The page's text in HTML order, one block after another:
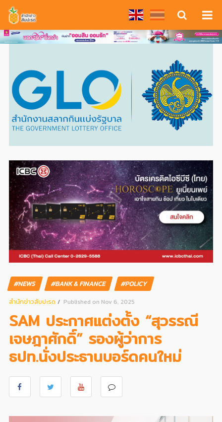
#NEWS #BANK & FINANCE
#POLICY
สํานักข่าวสับปะรด
Published on Nov 6, 2025
SAM ประกาศแต่งตั้ง “สุวรรณี
เจษฎาศักดิ์” รองผู้ว่าการ
ธปท.นั่งประธานบอร์ดคนใหม่